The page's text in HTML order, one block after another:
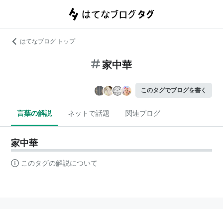
はてなブログ トップ
家中華
このタグでブログを書く
言葉の解説 ネットで話題 関連ブログ
家中華
このタグの解説について